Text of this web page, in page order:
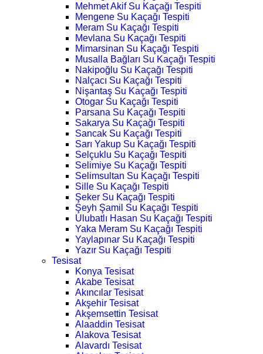
Mehmet Akif Su Kaçağı Tespiti
Mengene Su Kaçağı Tespiti
Meram Su Kaçağı Tespiti
Mevlana Su Kaçağı Tespiti
Mimarsinan Su Kaçağı Tespiti
Musalla Bağları Su Kaçağı Tespiti
Nakipoğlu Su Kaçağı Tespiti
Nalçacı Su Kaçağı Tespiti
Nişantaş Su Kaçağı Tespiti
Otogar Su Kaçağı Tespiti
Parsana Su Kaçağı Tespiti
Sakarya Su Kaçağı Tespiti
Sancak Su Kaçağı Tespiti
Sarı Yakup Su Kaçağı Tespiti
Selçuklu Su Kaçağı Tespiti
Selimiye Su Kaçağı Tespiti
Selimsultan Su Kaçağı Tespiti
Sille Su Kaçağı Tespiti
Şeker Su Kaçağı Tespiti
Şeyh Şamil Su Kaçağı Tespiti
Ulubatlı Hasan Su Kaçağı Tespiti
Yaka Meram Su Kaçağı Tespiti
Yaylapınar Su Kaçağı Tespiti
Yazır Su Kaçağı Tespiti
Tesisat
Konya Tesisat
Akabe Tesisat
Akıncılar Tesisat
Akşehir Tesisat
Akşemsettin Tesisat
Alaaddin Tesisat
Alakova Tesisat
Alavardı Tesisat